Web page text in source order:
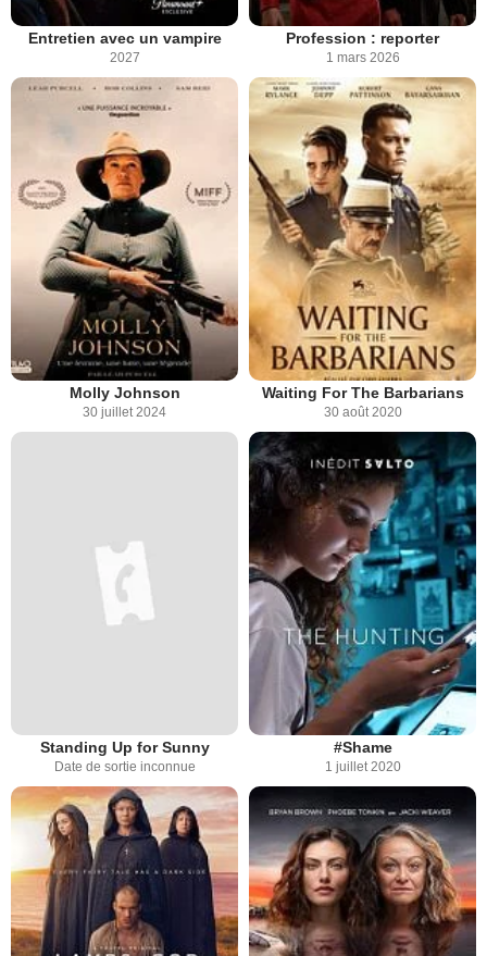
Entretien avec un vampire
2027
Profession : reporter
1 mars 2026
Molly Johnson
30 juillet 2024
Waiting For The Barbarians
30 août 2020
Standing Up for Sunny
Date de sortie inconnue
#Shame
1 juillet 2020